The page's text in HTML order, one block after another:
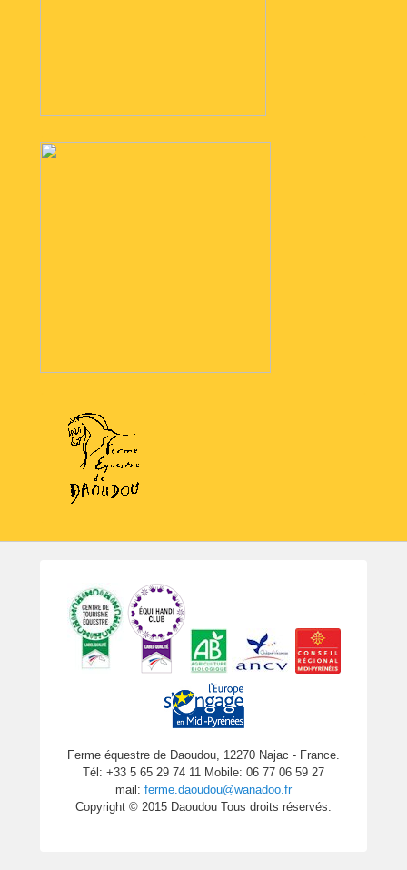
Ferme équestre de Daoudou, 12270 Najac - France.
Tél: +33 5 65 29 74 11 Mobile: 06 77 06 59 27
mail: ferme.daoudou@wanadoo.fr
Copyright © 2015 Daoudou Tous droits réservés.